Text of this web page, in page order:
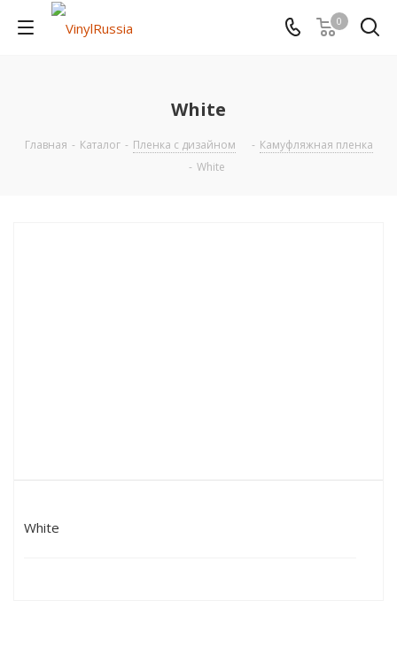
0
White
Главная - Каталог - Пленка с дизайном - Камуфляжная пленка
- White
White